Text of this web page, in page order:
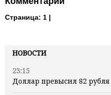
НОВОСТИ
23:15
Доллар превысил 82
Страница: 1 |